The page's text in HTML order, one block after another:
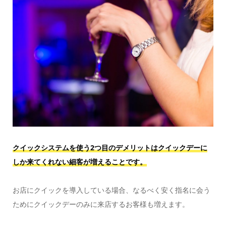
クイックシステムを使う2つ目のデメリットはクイックデーに
しか来てくれない細客が増えることです。
お店にクイックを導入している場合、なるべく安く指名に会う
ためにクイックデーのみに来店するお客様も増えます。